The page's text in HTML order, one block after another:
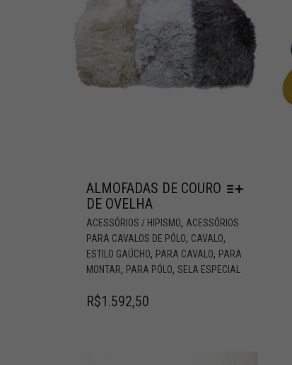
ALMOFADAS DE COURO
DE OVELHA
ACESSÓRIOS / HIPISMO, ACESSÓRIOS
PARA CAVALOS DE PÓLO, CAVALO,
ESTILO GAÚCHO, PARA CAVALO, PARA
MONTAR, PARA PÓLO, SELA ESPECIAL
R$1.592,50